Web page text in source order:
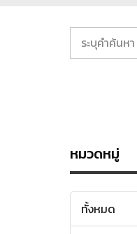
หมวดหมู่
ทั้งหมด